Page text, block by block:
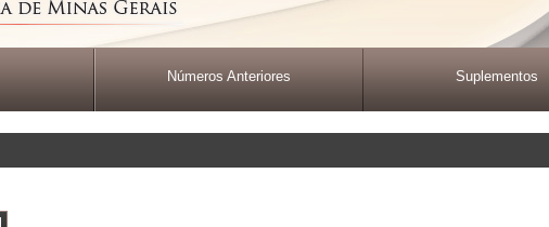
Números Anteriores Suplementos